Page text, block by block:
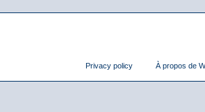
Privacy policy À propos de